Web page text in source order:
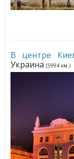
Украина (5994 км.)